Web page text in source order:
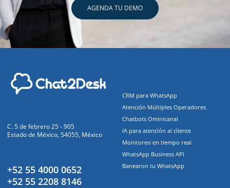
AGENDA TU DEMO
C. 5 de febrero 25 - 905
Estado de México, 54055, México
+52 55 4000 0652
+52 55 2208 8146
CRM para WhatsApp
Atención Múltiples Operadores
Chatbots Ominicanal
IA para atención al cliente
Monitoreo en tiempo real
WhatsApp Business API
Banearon tu WhatsApp